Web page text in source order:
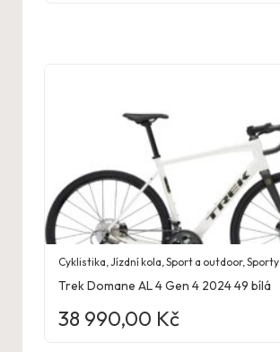
Cyklistika,Jízdní kola,Sport a outdoor,Sporty
Trek Domane AL 4 Gen 4 2024 49 bílá
38 990,00 Kč